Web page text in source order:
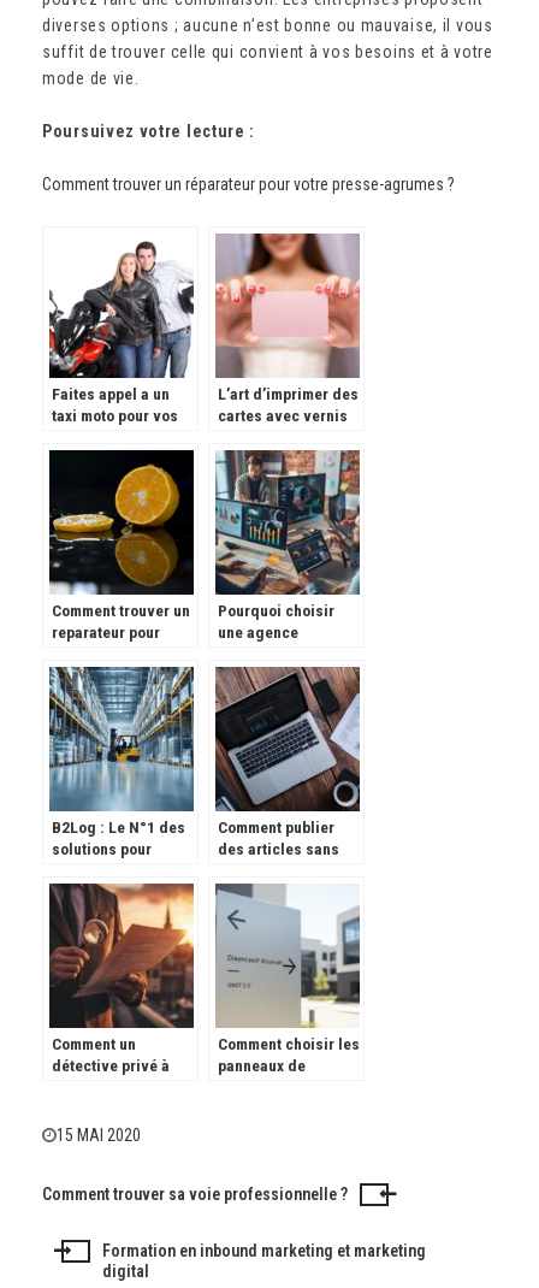
diverses options ; aucune n’est bonne ou mauvaise, il vous
suffit de trouver celle qui convient à vos besoins et à votre
mode de vie.
Poursuivez votre lecture :
Comment trouver un réparateur pour votre presse-agrumes ?
Faites appel a un
taxi moto pour vos
L’art d’imprimer des
cartes avec vernis
elements essentiels
Comment trouver un
reparateur pour
agrumes ?
Pourquoi choisir
une agence
pour vos projets
technologiques
B2Log : Le N°1 des
solutions pour
logistique
Comment publier
des articles sans
Reddit et Hacker
News comme
alternatives
Comment un
détective privé à
enquêtes
Comment choisir les
panneaux de
15 MAI 2020
Navigation
de
Comment trouver sa voie professionnelle ?
Formation en inbound marketing et marketing
digital